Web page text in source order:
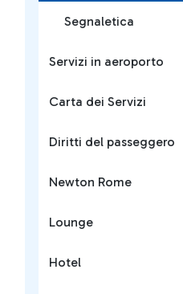
Segnaletica
Servizi in aeroporto
Carta dei Servizi
Diritti del passeggero
Newton Rome
Lounge
Hotel